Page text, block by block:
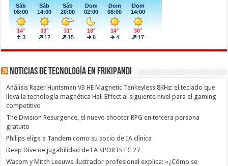
Noticias de Tecnología en Frikipandi
Análisis Razer Huntsman V3 HE Magnetic Tenkeyless 8KHz: el teclado que
lleva la tecnología magnética Hall Effect al siguiente nivel para el gaming
competitivo
The Division Resurgence, el nuevo shooter RPG en tercera persona
gratuito
Philips elige a Tandem como su socio de IA clínica
Deep Dive de jugabilidad de EA SPORTS FC 27
Wacom y Mitch Leeuwe ilustrador profesional explica: «¿Cómo se